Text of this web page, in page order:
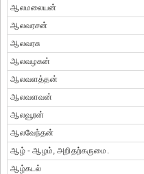
ஆலமலையன்
ஆலவரசன்
ஆலவரசு
ஆலவழகன்
ஆலவளத்தன்
ஆலவளவன்
ஆலவூரன்
ஆலவேந்தன்
ஆழ் - ஆழம், அறிதற்கருமை.
ஆழ்கடல்